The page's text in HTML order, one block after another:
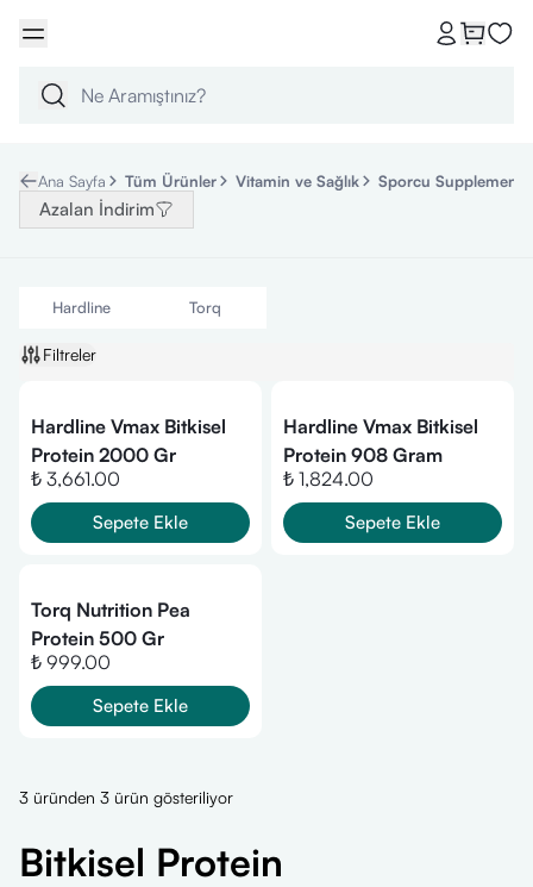
Ana Sayfa Tüm Ürünler Vitamin ve Sağlık Sporcu
Azalan İndirim
Hardline Torq
Filtreler
Hardline Vmax Bitkisel
Protein 2000 Gr
₺ 3,661.00
Sepete Ekle
Hardline Vmax Bitkisel
Protein 908 Gram
₺ 1,824.00
Sepete Ekle
Torq Nutrition Pea
Protein 500 Gr
₺ 999.00
Sepete Ekle
3 üründen 3 ürün gösteriliyor
Bitkisel Protein